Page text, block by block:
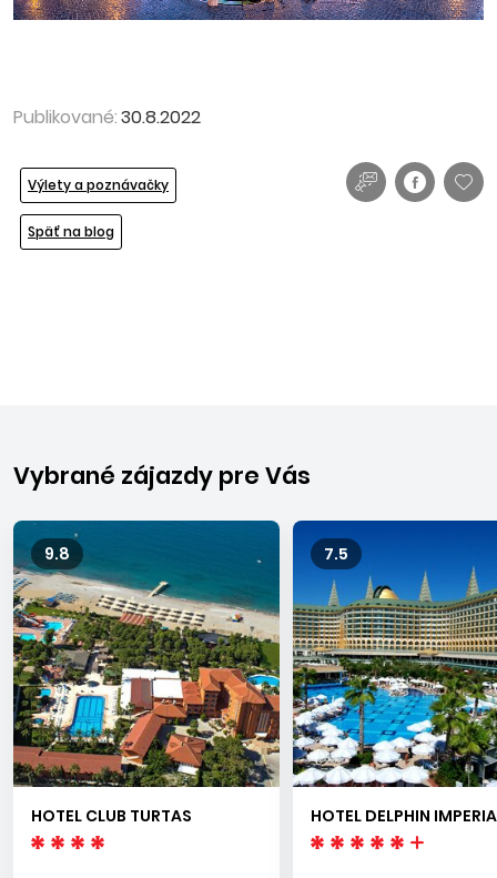
Publikované:30.8.2022
Výlety a poznávačky
Späť na blog
Vybrané zájazdy pre Vás
9.8
HOTEL CLUB TURTAS
7.5
HOTEL DELPHIN